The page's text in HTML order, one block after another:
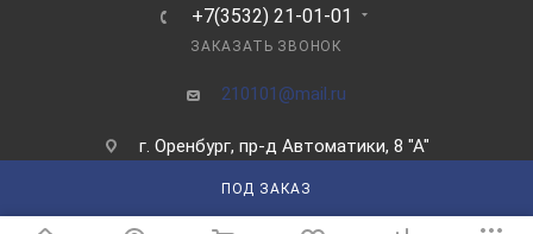
ПОД ЗАКАЗ
+7(3532) 21-01-01
ЗАКАЗАТЬ ЗВОНОК
210101@mail.ru
г. Оренбург, пр-д Автоматики, 8 "А"